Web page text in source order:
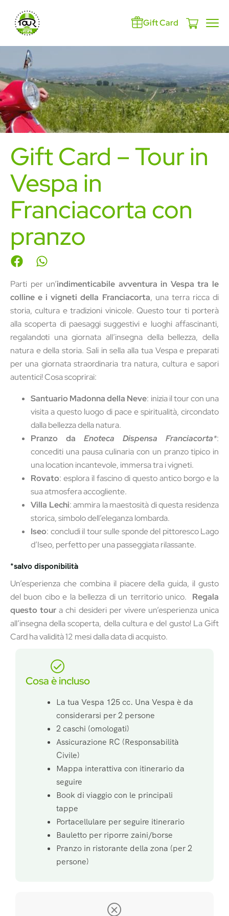
Gift Card
Gift Card – Tour in
Vespa in
Franciacorta con
pranzo
Parti per un’indimenticabile avventura in Vespa tra le
colline e i vigneti della Franciacorta, una terra ricca di
storia, cultura e tradizioni vinicole. Questo tour ti porterà
alla scoperta di paesaggi suggestivi e luoghi affascinanti,
regalandoti una giornata all’insegna della bellezza, della
natura e della storia. Sali in sella alla tua Vespa e preparati
per una giornata straordinaria tra natura, cultura e sapori
autentici! Cosa scoprirai:
Santuario Madonna della Neve: inizia il tour con una
visita a questo luogo di pace e spiritualità, circondato
dalla bellezza della natura.
Pranzo da Enoteca Dispensa Franciacorta*:
concediti una pausa culinaria con un pranzo tipico in
una location incantevole, immersa tra i vigneti.
Rovato: esplora il fascino di questo antico borgo e la
sua atmosfera accogliente.
Villa Lechi: ammira la maestosità di questa residenza
storica, simbolo dell’eleganza lombarda.
Iseo: concludi il tour sulle sponde del pittoresco Lago
d’Iseo, perfetto per una passeggiata rilassante.
*salvo disponibilità
Un’esperienza che combina il piacere della guida, il gusto
del buon cibo e la bellezza di un territorio unico.
Regala
questo tour a chi desideri per vivere un’esperienza unica
all’insegna della scoperta, della cultura e del gusto! La Gift
Card ha validità 12 mesi dalla data di acquisto.
Cosa è incluso
La tua Vespa 125 cc. Una Vespa è da
considerarsi per 2 persone
2 caschi (omologati)
Assicurazione RC (Responsabilità
Civile)
Mappa interattiva con itinerario da
seguire
Book di viaggio con le principali
tappe
Portacellulare per seguire itinerario
Bauletto per riporre zaini/borse
Pranzo in ristorante della zona (per 2
persone)